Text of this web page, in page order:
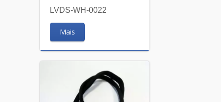
LVDS-WH-0022
Mais